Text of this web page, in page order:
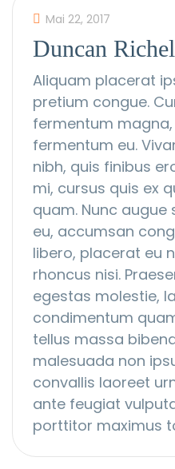
Mai 22, 2017
Duncan
Aliquam placerat
pretium congue.
fermentum
fermentum eu.
nibh, quis finibus
mi, cursus quis ex
quam. Nunc augue
eu, accumsan
libero, placerat eu
rhoncus nisi.
egestas molestie,
condimentum
tellus massa
malesuada non
convallis laoreet
ante feugiat
porttitor maximus